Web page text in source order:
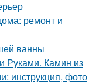
ремонт и
ванны
Руками. Камин из
инструкция, фото